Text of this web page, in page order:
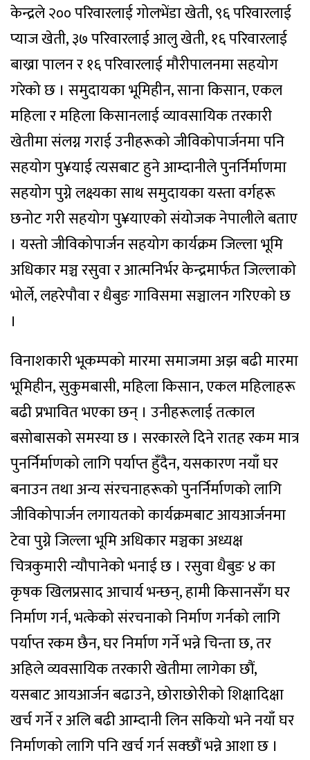
केन्द्रले २०० परिवारलाई गोलभेंडा खेती, ९६ परिवारलाई
प्याज खेती, ३७ परिवारलाई आलु खेती, १६ परिवारलाई
बाख्रा पालन र १६ परिवारलाई मौरीपालनमा सहयोग
गरेको छ । समुदायका भूमिहीन, साना किसान, एकल
महिला र महिला किसानलाई व्यावसायिक तरकारी
खेतीमा संलग्न गराई उनीहरूको जीविकोपार्जनमा पनि
सहयोग पु¥याई त्यसबाट हुने आम्दानीले पुनर्निर्माणमा
सहयोग पुग्ने लक्ष्यका साथ समुदायका यस्ता वर्गहरू
छनोट गरी सहयोग पु¥याएको संयोजक नेपालीले बताए
। यस्तो जीविकोपार्जन सहयोग कार्यक्रम जिल्ला भूमि
अधिकार मञ्च रसुवा र आत्मनिर्भर केन्द्रमार्फत जिल्लाको
भोर्ले, लहरेपौवा र धैबुङ गाविसमा सञ्चालन गरिएको छ
।
विनाशकारी भूकम्पको मारमा समाजमा अझ बढी मारमा
भूमिहीन, सुकुमबासी, महिला किसान, एकल महिलाहरू
बढी प्रभावित भएका छन् । उनीहरूलाई तत्काल
बसोबासको समस्या छ । सरकारले दिने रातह रकम मात्र
पुनर्निर्माणको लागि पर्याप्त हुँदैन, यसकारण नयाँ घर
बनाउन तथा अन्य संरचनाहरूको पुनर्निर्माणको लागि
जीविकोपार्जन लगायतको कार्यक्रमबाट आयआर्जनमा
टेवा पुग्ने जिल्ला भूमि अधिकार मञ्चका अध्यक्ष
चित्रकुमारी न्यौपानेको भनाई छ । रसुवा धैबुङ ४ का
कृषक खिलप्रसाद आचार्य भन्छन्, हामी किसानसँग घर
निर्माण गर्न, भत्केको संरचनाको निर्माण गर्नको लागि
पर्याप्त रकम छैन, घर निर्माण गर्ने भन्ने चिन्ता छ, तर
अहिले व्यवसायिक तरकारी खेतीमा लागेका छौं,
यसबाट आयआर्जन बढाउने, छोराछोरीको शिक्षादिक्षा
खर्च गर्ने र अलि बढी आम्दानी लिन सकियो भने नयाँ घर
निर्माणको लागि पनि खर्च गर्न सक्छौं भन्ने आशा छ ।